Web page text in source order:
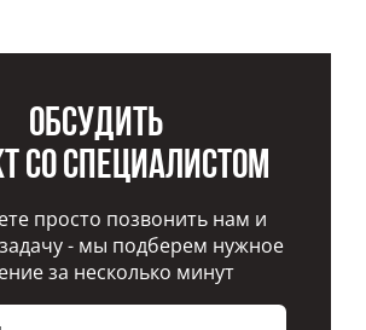
Обсудить
со специалистом
просто позвонить нам и
- мы подберем нужное
за несколько минут